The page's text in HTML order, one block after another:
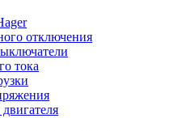
отключения
тока